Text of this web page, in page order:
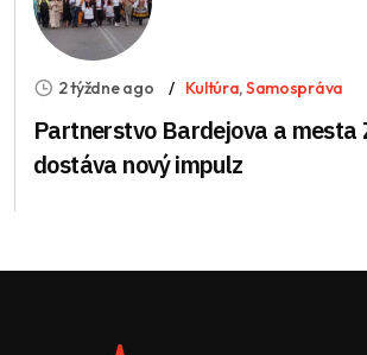
2 týždne ago Kultúra,Samospráva
Partnerstvo Bardejova a mesta
dostáva nový impulz